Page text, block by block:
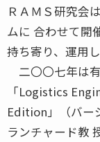
ＲＡＭＳ研究会
ムに 合わせて開
持ち寄り、運用し
二〇〇七年は
「Logistics
Edition」（バー
ランチャード教